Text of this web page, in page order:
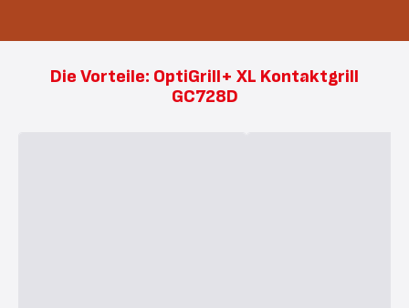
Die Vorteile: OptiGrill+ XL Kontaktgrill
GC728D